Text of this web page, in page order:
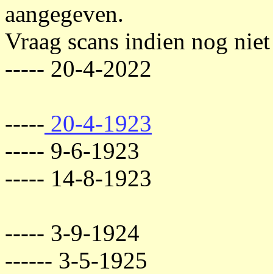
aangegeven.
Vraag scans indien nog
----- 20-4-2022
----- 20-4-1923
----- 9-6-1923
----- 14-8-1923
----- 3-9-1924
------ 3-5-1925